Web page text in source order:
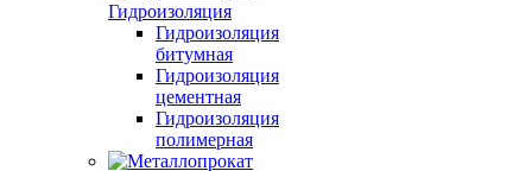
Гидроизоляция
Гидроизоляция
битумная
Гидроизоляция
цементная
Гидроизоляция
полимерная